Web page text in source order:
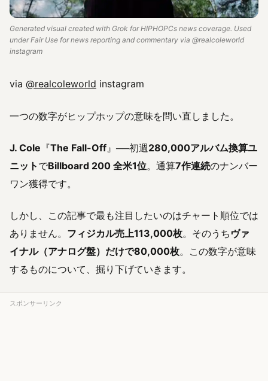
Generated visual created with Grok for HIPHOPCs news coverage. Used
under Fair Use for news reporting and commentary via @realcoleworld
instagram
via @realcoleworld instagram
一つの数字がヒップホップの意味を問い直しました。
J. Cole 『The Fall-Off 』──初週280,000アルバム換算ユ
ニット でBillboard 200 全米1位。通算7作連続のナンバー
ワン獲得です。
しかし、この記事で最も注目したいのはチャート順位では
ありません。 フィジカル売上113,000枚。そのうち ヴァ
イナル（アナログ盤）だけで80,000枚。この数字が意味
するものについて、掘り下げていきます。
スポンサーリンク